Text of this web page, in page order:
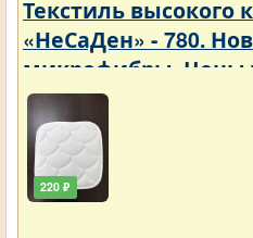
Текстиль высокого
«НеСаДен» - 780.
микрофибры. Цены
220 ₽